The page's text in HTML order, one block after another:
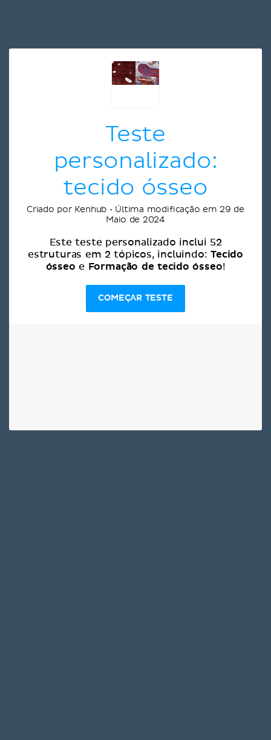
Teste
personalizado:
tecido ósseo
Criado por Kenhub • Última modificação em 29 de
Maio de 2024
Este teste personalizado inclui 52
estruturas em 2 tópicos, incluindo:Tecido
ósseo e Formação de tecido ósseo!
COMEÇAR TESTE